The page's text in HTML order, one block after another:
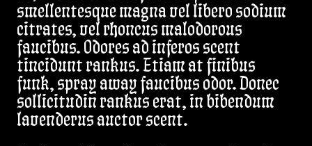
smellentesque magna vel libero sodium
citrates, vel rhoncus malodorous
faucibus. Odores ad inferos scent
tincidunt rankus. Etiam at finibus
funk, spray away faucibus odor. Donec
sollicitudin rankus erat, in bibendum
lavenderus auctor scent.